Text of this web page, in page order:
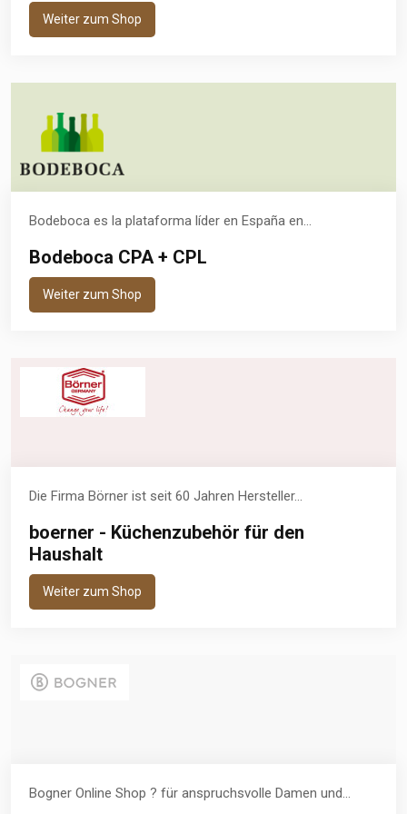
Weiter zum Shop
Bodeboca es la plataforma líder en España en...
Bodeboca CPA + CPL
Weiter zum Shop
Die Firma Börner ist seit 60 Jahren Hersteller...
boerner - Küchenzubehör für den
Haushalt
Weiter zum Shop
Bogner Online Shop ? für anspruchsvolle Damen und...